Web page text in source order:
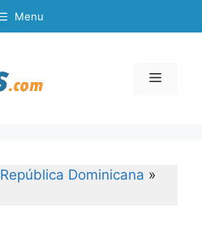
Menu
Menu
República Dominicana »